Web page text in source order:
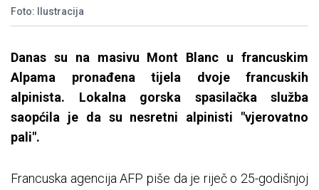
Foto: Ilustracija
Danas su na masivu Mont Blanc u francuskim
Alpama pronađena tijela dvoje francuskih
alpinista. Lokalna gorska spasilačka služba
saopćila je da su nesretni alpinisti "vjerovatno
pali".
Francuska agencija AFP piše da je riječ o 25-godišnjoj